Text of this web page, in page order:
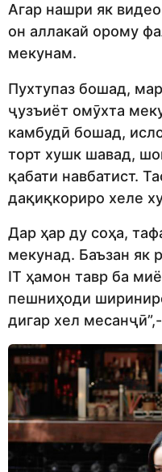
Агар нашри як
он аллакай орому
мекунам.
Пухтупаз бошад,
ҷузъиёт омӯхта
камбудӣ бошад,
торт хушк шавад,
қабати навбатист.
дақиқкориро хеле
Дар ҳар ду соҳа,
мекунад. Баъзан як
IT ҳамон тавр ба
пешниҳоди
дигар хел